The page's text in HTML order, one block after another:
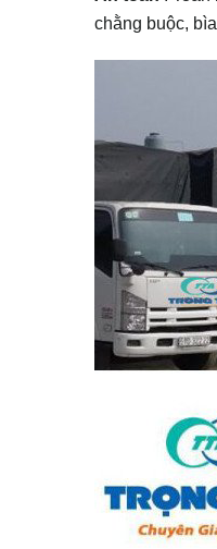
chằng buộc,